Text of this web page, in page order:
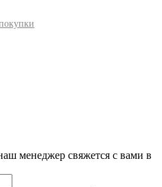
менеджер свяжется с вами в